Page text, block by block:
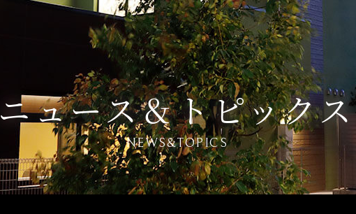
ニュース＆トピックス
NEWS&TOPICS